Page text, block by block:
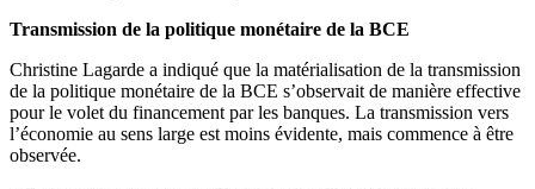
Transmission de la politique monétaire de la BCE
Christine Lagarde a indiqué que la matérialisation de la transmission
de la politique monétaire de la BCE s’observait de manière effective
pour le volet du financement par les banques. La transmission vers
l’économie au sens large est moins évidente, mais commence à être
observée.